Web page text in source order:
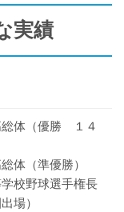
実績
総体（優勝 １４
体（準優勝）
校野球選手権長
場）